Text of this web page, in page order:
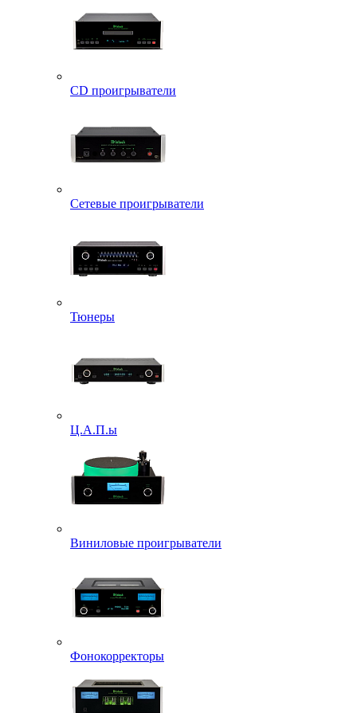
CD проигрыватели
Сетевые проигрыватели
Тюнеры
Ц.А.П.ы
Виниловые проигрыватели
Фонокорректоры